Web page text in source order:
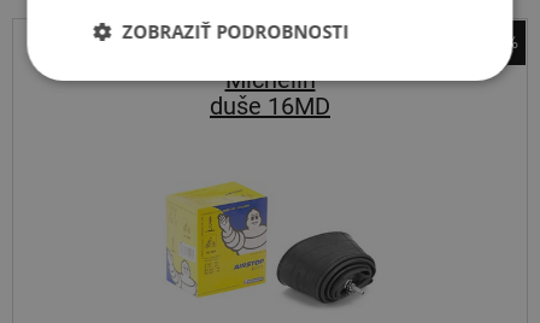
-43%
Michelin
duše 16MD
ZOBRAZIŤ PODROBNOSTI